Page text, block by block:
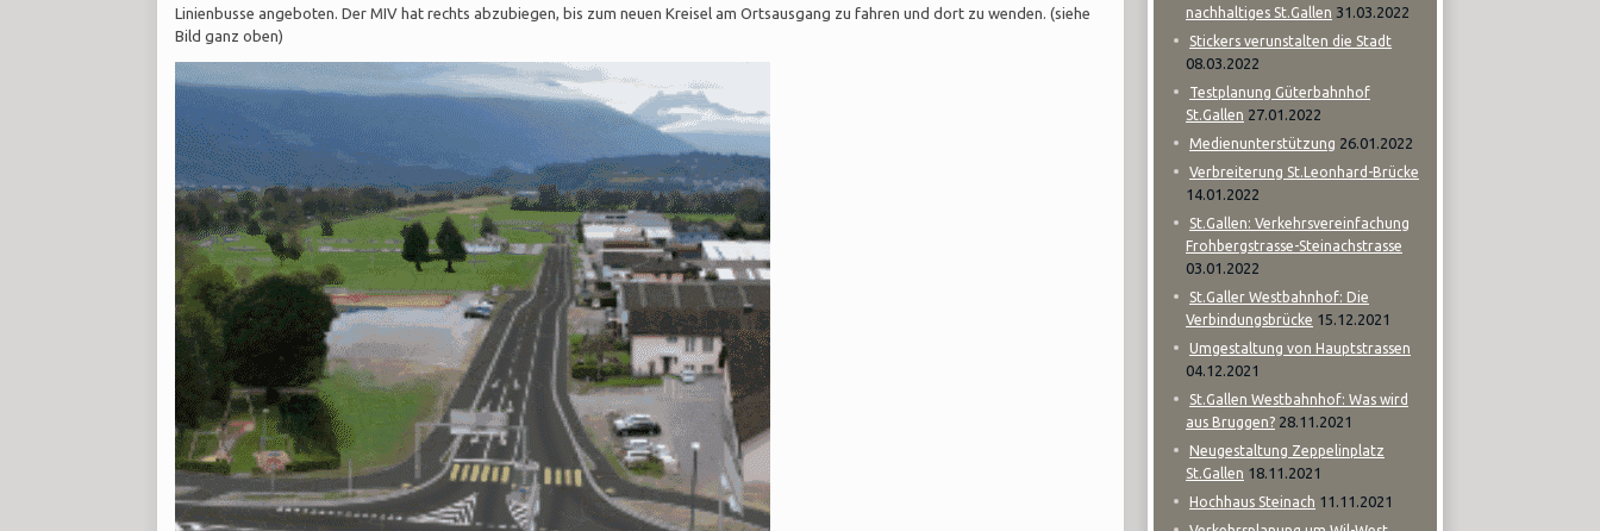
Linienbusse angeboten. Der MIV hat rechts abzubiegen, bis zum neuen Kreisel am Ortsausgang zu fahren und dort zu wenden. (siehe
Bild ganz oben)
nachhaltiges St.Gallen 31.03.2022
Stickers verunstalten die Stadt
08.03.2022
Testplanung Güterbahnhof
St.Gallen 27.01.2022
Medienunterstützung 26.01.2022
Verbreiterung St.Leonhard-Brücke
14.01.2022
St.Gallen: Verkehrsvereinfachung
Frohbergstrasse-Steinachstrasse
03.01.2022
St.Galler Westbahnhof: Die
Verbindungsbrücke 15.12.2021
Umgestaltung von Hauptstrassen
04.12.2021
St.Gallen Westbahnhof: Was wird
aus Bruggen? 28.11.2021
Neugestaltung Zeppelinplatz
St.Gallen 18.11.2021
Hochhaus Steinach 11.11.2021